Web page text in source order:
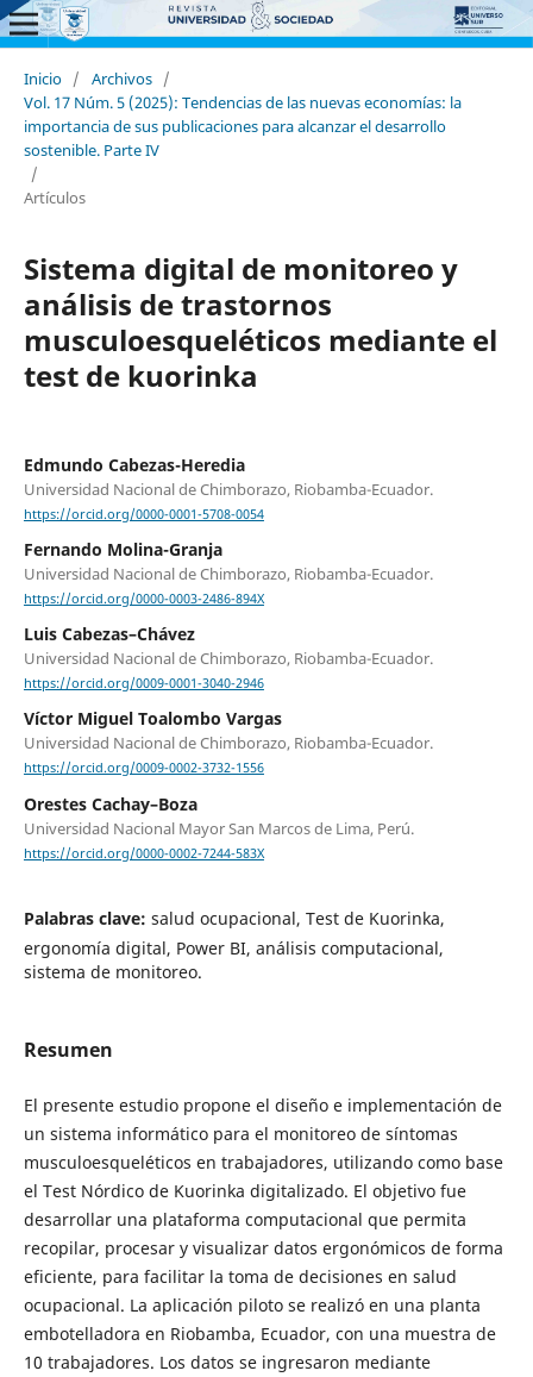
Inicio / Archivos /
Vol. 17 Núm. 5 (2025): Tendencias de las nuevas economías: la
importancia de sus publicaciones para alcanzar el desarrollo
sostenible. Parte IV
/
Artículos
Sistema digital de monitoreo y
análisis de trastornos
musculoesqueléticos mediante el
test de kuorinka
Edmundo Cabezas-Heredia
Universidad Nacional de Chimborazo, Riobamba-Ecuador.
https://orcid.org/0000-0001-5708-0054
Fernando Molina-Granja
Universidad Nacional de Chimborazo, Riobamba-Ecuador.
https://orcid.org/0000-0003-2486-894X
Luis Cabezas–Chávez
Universidad Nacional de Chimborazo, Riobamba-Ecuador.
https://orcid.org/0009-0001-3040-2946
Víctor Miguel Toalombo Vargas
Universidad Nacional de Chimborazo, Riobamba-Ecuador.
https://orcid.org/0009-0002-3732-1556
Orestes Cachay–Boza
Universidad Nacional Mayor San Marcos de Lima, Perú.
https://orcid.org/0000-0002-7244-583X
Palabras clave: salud ocupacional, Test de Kuorinka,
ergonomía digital, Power BI, análisis computacional,
sistema de monitoreo.
Resumen
El presente estudio propone el diseño e implementación de
un sistema informático para el monitoreo de síntomas
musculoesqueléticos en trabajadores, utilizando como base
el Test Nórdico de Kuorinka digitalizado. El objetivo fue
desarrollar una plataforma computacional que permita
recopilar, procesar y visualizar datos ergonómicos de forma
eficiente, para facilitar la toma de decisiones en salud
ocupacional. La aplicación piloto se realizó en una planta
embotelladora en Riobamba, Ecuador, con una muestra de
10 trabajadores. Los datos se ingresaron mediante